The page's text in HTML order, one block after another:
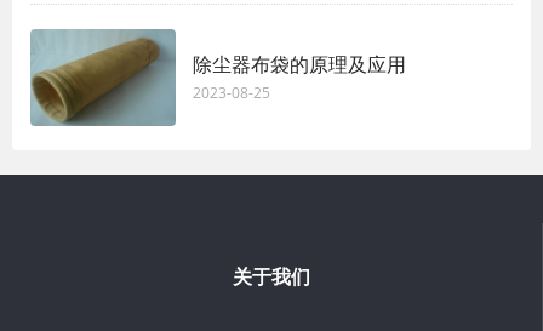
除尘器布袋的原理及应用
2023-08-25
关于我们